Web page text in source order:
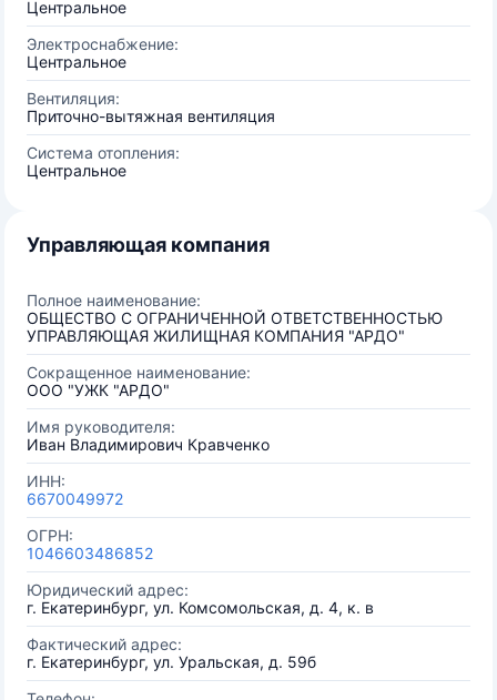
Центральное
Электроснабжение:
Центральное
Вентиляция:
Приточно-вытяжная вентиляция
Система отопления:
Центральное
Управляющая компания
Полное наименование:
ОБЩЕСТВО С ОГРАНИЧЕННОЙ ОТВЕТСТВЕННОСТЬЮ
УПРАВЛЯЮЩАЯ ЖИЛИЩНАЯ КОМПАНИЯ "АРДО"
Сокращенное наименование:
ООО "УЖК "АРДО"
Имя руководителя:
Иван Владимирович Кравченко
ИНН:
6670049972
ОГРН:
1046603486852
Юридический адрес:
г. Екатеринбург, ул. Комсомольская, д. 4, к. в
Фактический адрес:
г. Екатеринбург, ул. Уральская, д. 59б